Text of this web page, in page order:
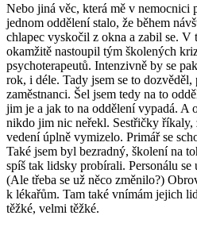
Nebo jiná věc, která mě v nemocnici
jednom oddělení stalo, že během
chlapec vyskočil z okna a zabil se.
okamžitě nastoupil tým školených
psychoterapeutů. Intenzivně by se
rok, i déle. Tady jsem se to
zaměstnanci. Šel jsem tedy na to
jim je a jak to na oddělení vypadá. A
nikdo jim nic neřekl. Sestřičky říkaly,
vedení úplně vymizelo. Primář se
Také jsem byl bezradný, školení na
spíš tak lidsky probírali. Personálu se
(Ale třeba se už něco změnilo?)
k lékařům. Tam také vnímám jejich
těžké, velmi těžké.